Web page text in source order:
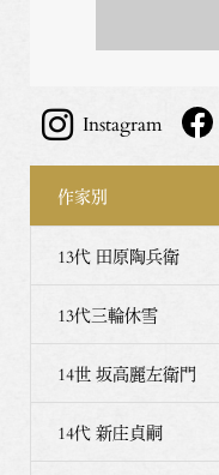
Instagram
作家別
13代 田原陶兵衛
13代三輪休雪
14世 坂高麗左衛門
14代 新庄貞嗣